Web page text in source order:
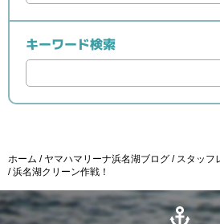
キーワード検索
ホーム ヤマハマリーナ浜名湖ブログ
スタッフ
浜名湖クリーン作戦！